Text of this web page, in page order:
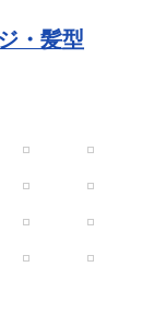
・髪型